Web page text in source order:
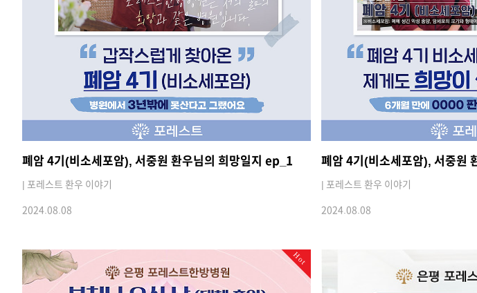
폐암 4기(비소세포암), 서중원 환우님의 희망일지 ep_1
| 포레스트 환우 이야기
2024.08.08
폐암 4기(비소세포암), 서중원
| 포레스트 환우 이야기
2024.08.08
Hot